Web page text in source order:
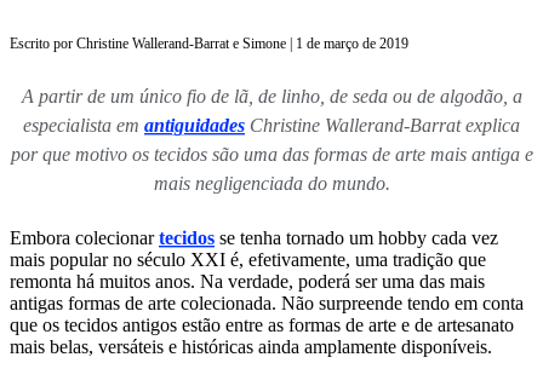
Escrito por Christine Wallerand-Barrat e Simone | 1 de março de 2019
A partir de um único fio de lã, de linho, de seda ou de algodão, a
especialista em antiguidades Christine Wallerand-Barrat explica
por que motivo os tecidos são uma das formas de arte mais antiga e
mais negligenciada do mundo.
Embora colecionartecidos se tenha tornado um hobby cada vez
mais popular no século XXI é, efetivamente, uma tradição que
remonta há muitos anos. Na verdade, poderá ser uma das mais
antigas formas de arte colecionada. Não surpreende tendo em conta
que os tecidos antigos estão entre as formas de arte e de artesanato
mais belas, versáteis e históricas ainda amplamente disponíveis.